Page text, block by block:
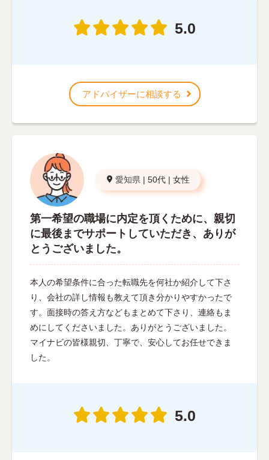
5.0
アドバイザーに相談する
愛知県 | 50代 | 女性
第一希望の職場に内定を頂くために、親切
に最後までサポートしていただき、ありが
とうございました。
本人の希望条件に合った転職先を何社か紹介して下さ
り、会社の詳し情報も教えて頂き分かりやすかったで
す。面接時の答え方などもまとめて下さり、連絡もま
めにしてくださいました。ありがとうございました。
マイナビの皆様親切、丁寧で、安心してお任せできま
した。
5.0